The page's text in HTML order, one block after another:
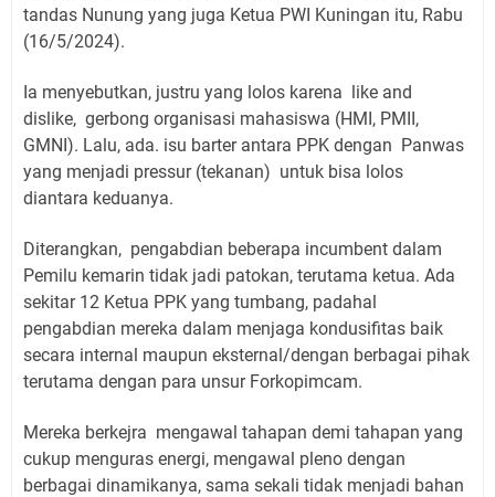
tandas Nunung yang juga Ketua PWI Kuningan itu, Rabu
(16/5/2024).
Ia menyebutkan, justru yang lolos karena like and
dislike, gerbong organisasi mahasiswa (HMI, PMII,
GMNI). Lalu, ada. isu barter antara PPK dengan Panwas
yang menjadi pressur (tekanan) untuk bisa lolos
diantara keduanya.
Diterangkan, pengabdian beberapa incumbent dalam
Pemilu kemarin tidak jadi patokan, terutama ketua. Ada
sekitar 12 Ketua PPK yang tumbang, padahal
pengabdian mereka dalam menjaga kondusifitas baik
secara internal maupun eksternal/dengan berbagai pihak
terutama dengan para unsur Forkopimcam.
Mereka berkejra mengawal tahapan demi tahapan yang
cukup menguras energi, mengawal pleno dengan
berbagai dinamikanya, sama sekali tidak menjadi bahan